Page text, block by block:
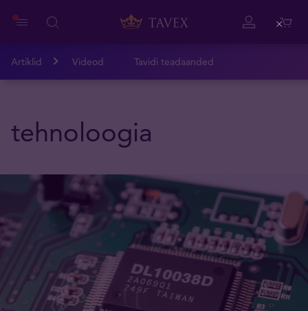
Artiklid Videod Tavidi teadaanded
tehnoloogia
Close